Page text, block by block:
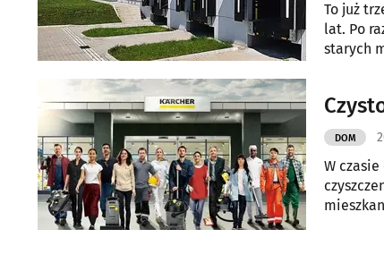
To już
lat. Po
starych
DOM
W